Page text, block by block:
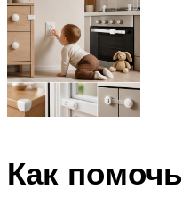
Как помочь